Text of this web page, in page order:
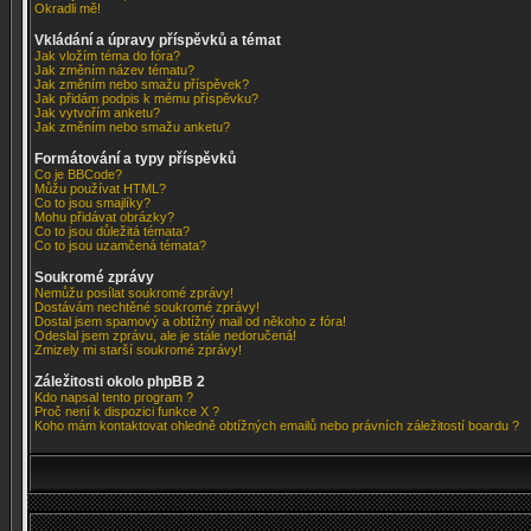
Okradli mě!
Vkládání a úpravy příspěvků a témat
Jak vložím téma do fóra?
Jak změním název tématu?
Jak změním nebo smažu příspěvek?
Jak přidám podpis k mému příspěvku?
Jak vytvořím anketu?
Jak změním nebo smažu anketu?
Formátování a typy příspěvků
Co je BBCode?
Můžu používat HTML?
Co to jsou smajlíky?
Mohu přidávat obrázky?
Co to jsou důležitá témata?
Co to jsou uzamčená témata?
Soukromé zprávy
Nemůžu posílat soukromé zprávy!
Dostávám nechtěné soukromé zprávy!
Dostal jsem spamový a obtížný mail od někoho z fóra!
Odeslal jsem zprávu, ale je stále nedoručená!
Zmizely mi starší soukromé zprávy!
Záležitosti okolo phpBB 2
Kdo napsal tento program ?
Proč není k dispozici funkce X ?
Koho mám kontaktovat ohledně obtížných emailů nebo právních záležitostí boardu ?